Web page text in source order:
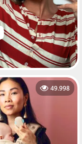
49.998